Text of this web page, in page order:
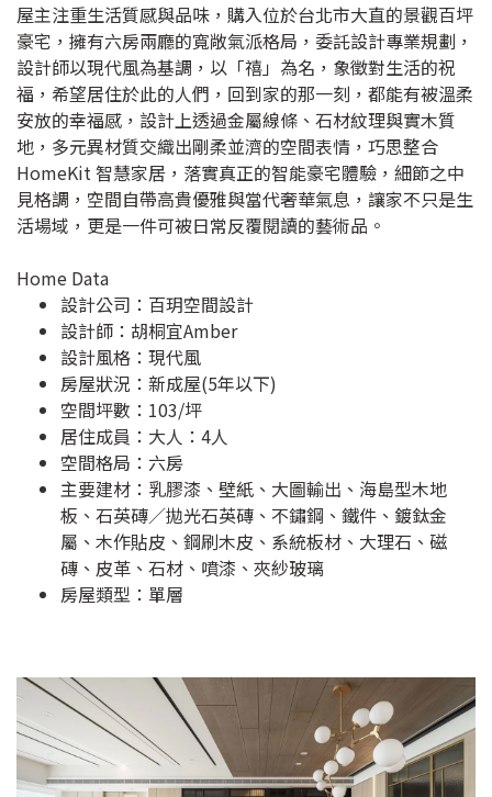
屋主注重生活質感與品味，購入位於台北市大直的景觀百坪
豪宅，擁有六房兩廳的寬敞氣派格局，委託設計專業規劃，
設計師以現代風為基調，以「禧」為名，象徵對生活的祝
福，希望居住於此的人們，回到家的那一刻，都能有被溫柔
安放的幸福感，設計上透過金屬線條、石材紋理與實木質
地，多元異材質交織出剛柔並濟的空間表情，巧思整合
HomeKit 智慧家居，落實真正的智能豪宅體驗，細節之中
見格調，空間自帶高貴優雅與當代奢華氣息，讓家不只是生
活場域，更是一件可被日常反覆閱讀的藝術品。
Home Data
設計公司： 百玥空間設計
設計師：胡桐宜Amber
設計風格：現代風
房屋狀況：新成屋(5年以下)
空間坪數：103/坪
居住成員：大人：4人
空間格局：六房
主要建材：乳膠漆、壁紙、大圖輸出、海島型木地
板、石英磚／拋光石英磚、不鏽鋼、鐵件、鍍鈦金
屬、木作貼皮、鋼刷木皮、系統板材、大理石、磁
磚、皮革、石材、噴漆、夾紗玻璃
房屋類型：單層